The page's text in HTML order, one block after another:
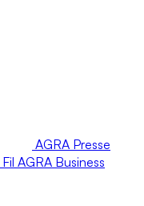
AGRA Presse
Fil AGRA Business